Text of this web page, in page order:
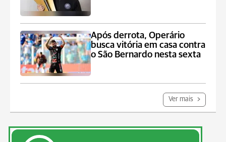
Após derrota, Operário
busca vitória em casa contra
o São Bernardo nesta sexta
Ver mais